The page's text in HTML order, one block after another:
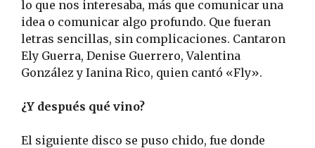
lo que nos interesaba, más que comunicar una
idea o comunicar algo profundo. Que fueran
letras sencillas, sin complicaciones. Cantaron
Ely Guerra, Denise Guerrero, Valentina
González y Ianina Rico, quien cantó «Fly».
¿Y después qué vino?
El siguiente disco se puso chido, fue donde